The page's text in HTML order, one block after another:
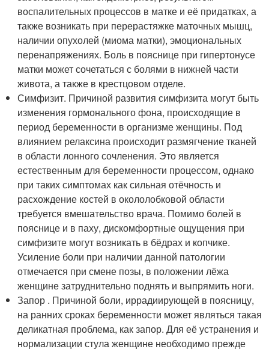
воспалительных процессов в матке и её придатках, а
также возникать при перерастяжке маточных мышц,
наличии опухолей (миома матки), эмоциональных
перенапряжениях. Боль в пояснице при гипертонусе
матки может сочетаться с болями в нижней части
живота, а также в крестцовом отделе.
Симфизит. Причиной развития симфизита могут быть
изменения гормонального фона, происходящие в
период беременности в организме женщины. Под
влиянием релаксина происходит размягчение тканей
в области лонного сочленения. Это является
естественным для беременности процессом, однако
при таких симптомах как сильная отёчность и
расхождение костей в окололобковой области
требуется вмешательство врача. Помимо болей в
пояснице и в паху, дискомфортные ощущения при
симфизите могут возникать в бёдрах и копчике.
Усиление боли при наличии данной патологии
отмечается при смене позы, в положении лёжа
женщине затруднительно поднять и выпрямить ноги.
Запор . Причиной боли, иррадиирующей в поясницу,
на ранних сроках беременности может являться такая
деликатная проблема, как запор. Для её устранения и
нормализации стула женщине необходимо прежде